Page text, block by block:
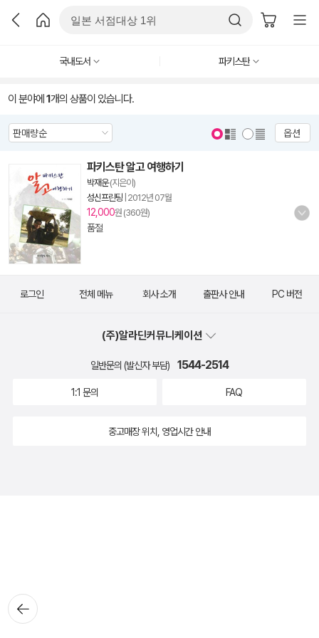
국내도서 파키스탄
이 분야에 1개의 상품이 있습니다.
옵션
파키스탄 알고 여행하기
박재운(지은이)
성신프린팅 2012년 07월
12,000원 (360원)
품절
뒤로가
기
로그인 전체 메뉴 회사 소개 출판사 안내 PC 버전
(주)알라딘커뮤니케이션
일반문의 (발신자 부담) 1544-2514
1:1 문의 FAQ
중고매장 위치, 영업시간 안내